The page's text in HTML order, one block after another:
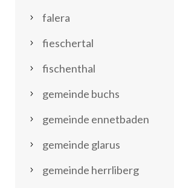
falera
fieschertal
fischenthal
gemeinde buchs
gemeinde ennetbaden
gemeinde glarus
gemeinde herrliberg